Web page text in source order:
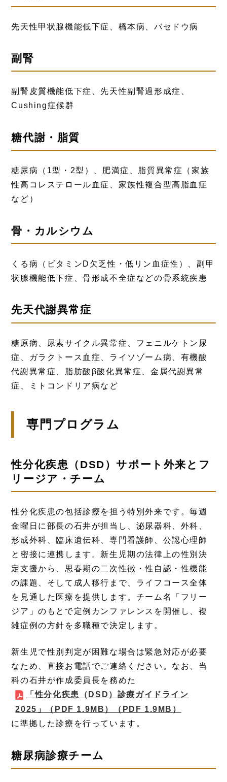
先天性甲状腺機能低下症、橋本病、バセドウ病
副腎
副腎皮質機能低下症、先天性副腎過形成症、
Cushing症候群
糖代謝・脂質
糖尿病（1型・2型）、肥満症、脂質異常症（家族
性高コレステロール血症、家族性複合型高脂血症
など）
骨・カルシウム
くる病（ビタミンD欠乏性・低リン血症性）、副甲
状腺機能低下症、骨形成不全症などの骨系統疾患
先天代謝異常症
糖原病、尿素サイクル異常症、フェニルケトン尿
症、ガラクトース血症、ライソゾーム病、有機酸
代謝異常症、脂肪酸β酸化異常症、金属代謝異常
症、ミトコンドリア病など
専門プログラム
性分化疾患（DSD）サポート外来とフ
リージア・チーム
性分化疾患の包括診療を担う特別外来です。毎週
金曜日に部長の石井が担当し、泌尿器科、外科、
形成外科、臨床遺伝科、専門看護師、公認心理師
と密接に連携します。新生児期の法律上の性別決
定支援から、思春期の二次性徴・性自認・性機能
の課題、そして成人移行まで、ライフコース全体
を見通した医療を提供します。チーム名「フリー
ジア」のもとで定例カンファレンスを開催し、複
雑症例の方針を多職種で決定します。
新生児で性別判定が困難な場合は緊急対応が必要
なため、直接お電話でご連絡ください。なお、当
科の石井が作成委員長を務めた
「性分化疾患（DSD）診療ガイドライン
2025」（PDF 1.9MB）
（PDF 1.9MB）
に準拠した診療を行っています。
糖尿病診療チーム